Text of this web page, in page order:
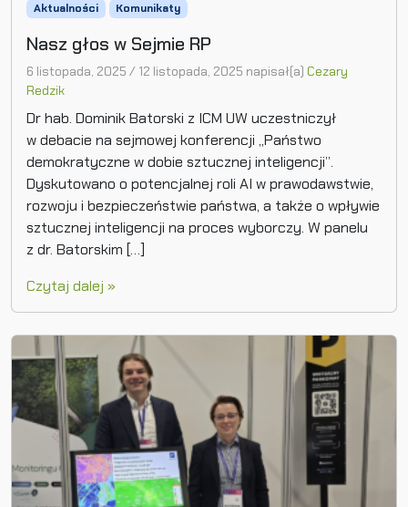
Aktualności Komunikaty
Nasz głos w Sejmie RP
6 listopada, 2025 / 12 listopada, 2025 napisał(a) Cezary
Redzik
Dr hab. Dominik Batorski z ICM UW uczestniczył
w debacie na sejmowej konferencji „Państwo
demokratyczne w dobie sztucznej inteligencji”.
Dyskutowano o potencjalnej roli AI w prawodawstwie,
rozwoju i bezpieczeństwie państwa, a także o wpływie
sztucznej inteligencji na proces wyborczy. W panelu
z dr. Batorskim […]
Czytaj dalej »